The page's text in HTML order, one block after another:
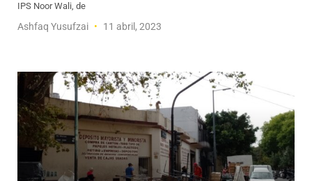
IPS Noor Wali, de
Ashfaq Yusufzai 11 abril, 2023